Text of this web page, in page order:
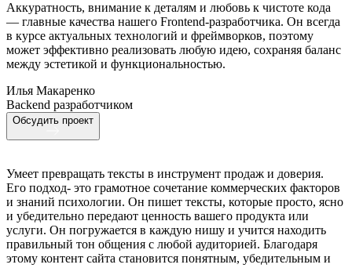
Аккуратность, внимание к деталям и любовь к чистоте кода
— главные качества нашего Frontend-разработчика. Он всегда
в курсе актуальных технологий и фреймворков, поэтому
может эффективно реализовать любую идею, сохраняя баланс
между эстетикой и функциональностью.
Илья Макаренко
Backend разработчиком
Обсудить проект
Умеет превращать тексты в инструмент продаж и доверия.
Его подход- это грамотное сочетание коммерческих факторов
и знаний психологии. Он пишет тексты, которые просто, ясно
и убедительно передают ценность вашего продукта или
услуги. Он погружается в каждую нишу и учится находить
правильный тон общения с любой аудиторией. Благодаря
этому контент сайта становится понятным, убедительным и